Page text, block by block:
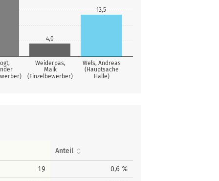
Weiderpas,
Maik
(Einzelbewerber)
Wels, Andreas
(Hauptsache
Halle)
4,0
13,5
Anteil
19 0,6 %